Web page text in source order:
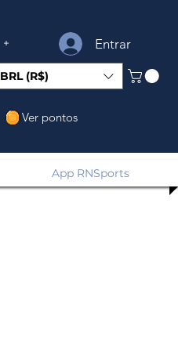
+ Entrar
BRL (R$)
Ver pontos
App RNSports